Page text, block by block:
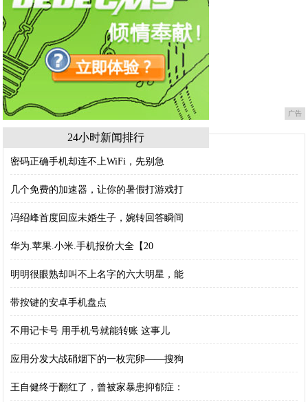
广告
24小时新闻排行
密码正确手机却连不上WiFi，先别急
几个免费的加速器，让你的暑假打游戏打
冯绍峰首度回应未婚生子，婉转回答瞬间
华为.苹果.小米.手机报价大全【20
明明很眼熟却叫不上名字的六大明星，能
带按键的安卓手机盘点
不用记卡号 用手机号就能转账 这事儿
应用分发大战硝烟下的一枚完卵——搜狗
王自健终于翻红了，曾被家暴患抑郁症：